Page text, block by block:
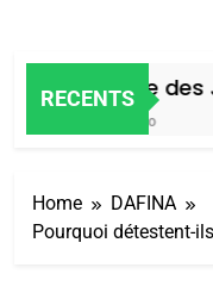
RECENTS
Histoire des
Home
DAFINA
Pourquoi détestent-